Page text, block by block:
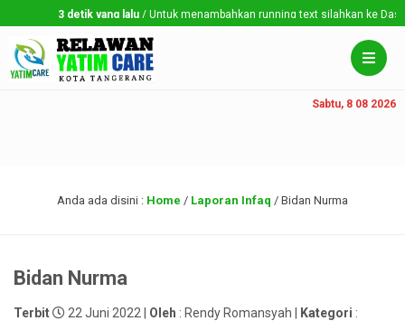
3 detik yang lalu / Untuk menambahkan running text silahkan ke
Sabtu, 8 08 2026
Anda ada disini : Home / Laporan Infaq / Bidan Nurma
Bidan Nurma
Terbit 22 Juni 2022 | Oleh : Rendy Romansyah | Kategori :